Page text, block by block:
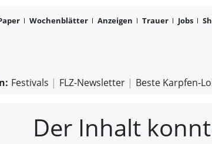
Wochenblätter Anzeigen Trauer Jobs
Festivals FLZ-Newsletter Beste Karpfen-
Der Inhalt